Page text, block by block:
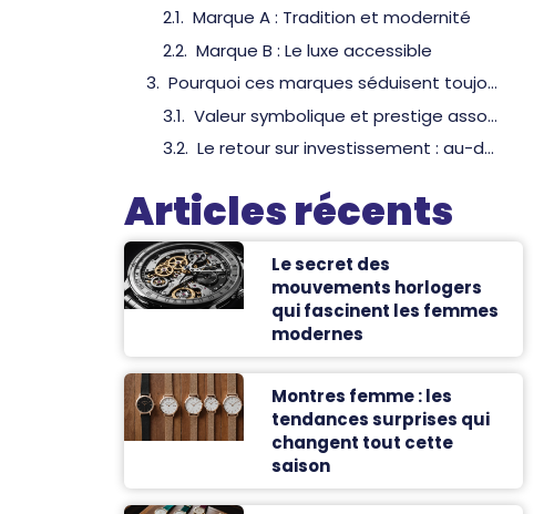
Marque A : Tradition et modernité
Marque B : Le luxe accessible
Pourquoi ces marques séduisent toujours
Valeur symbolique et prestige associé
Le retour sur investissement : au-delà de l’esthétique
Articles récents
Le secret des
mouvements horlogers
qui fascinent les femmes
modernes
Montres femme : les
tendances surprises qui
changent tout cette
saison